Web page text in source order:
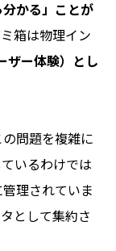
分かる」ことが
箱は物理イン
ザー体験）とし
問題を複雑に
いるわけでは
理されていま
として集約さ